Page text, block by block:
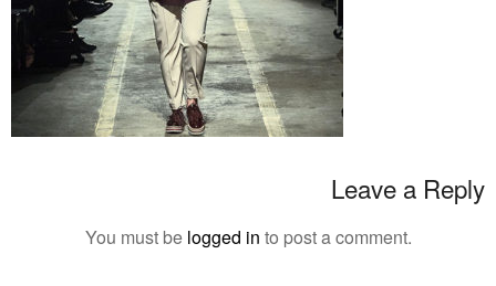
Leave a Reply
You must be logged in to post a comment.